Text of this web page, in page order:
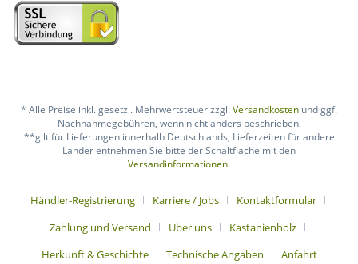
* Alle Preise inkl. gesetzl. Mehrwertsteuer zzgl.Versandkosten und ggf.
Nachnahmegebühren, wenn nicht anders beschrieben.
**gilt für Lieferungen innerhalb Deutschlands, Lieferzeiten für andere
Länder entnehmen Sie bitte der Schaltfläche mit den
Versandinformationen.
Händler-Registrierung Karriere / Jobs
Kontaktformular
Zahlung und Versand
Über uns
Kastanienholz
Herkunft & Geschichte
Technische Angaben Anfahrt